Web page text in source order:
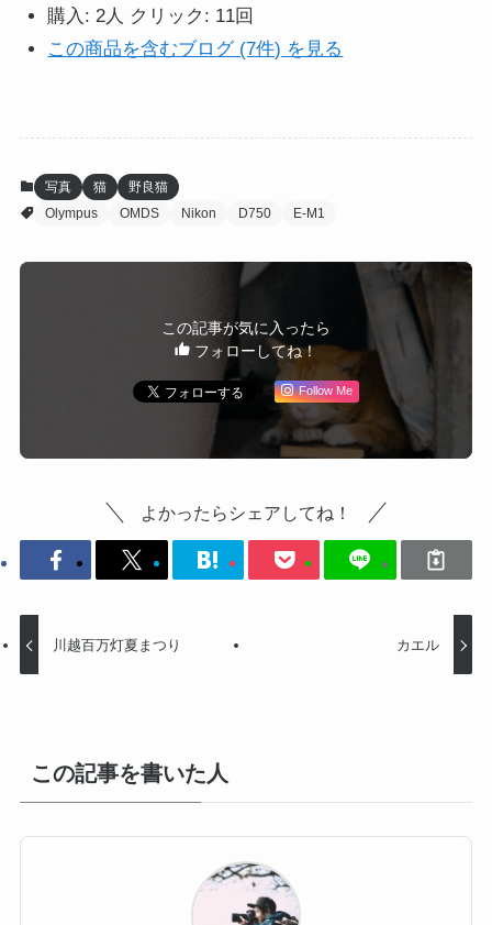
購入 : 2人 クリック : 11回
この商品を含むブログ (7件) を見る
写真 猫
野良猫
Olympus
OMDS Nikon D750 E-M1
この記事が気に入ったら
フォローしてね！
Follow Me
よかったらシェアしてね！
川越百万灯夏まつり カエル
この記事を書いた人